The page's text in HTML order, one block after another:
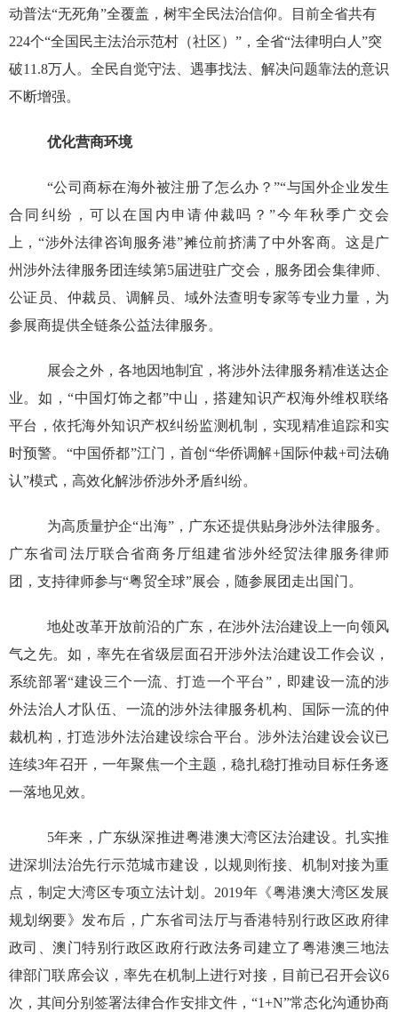
动普法“无死角”全覆盖，树牢全民法治信仰。目前全省共有
224个“全国民主法治示范村（社区）”，全省“法律明白人”突
破11.8万人。全民自觉守法、遇事找法、解决问题靠法的意识
不断增强。
优化营商环境
“公司商标在海外被注册了怎么办？”“与国外企业发生
合同纠纷，可以在国内申请仲裁吗？”今年秋季广交会
上，“涉外法律咨询服务港”摊位前挤满了中外客商。这是广
州涉外法律服务团连续第5届进驻广交会，服务团会集律师、
公证员、仲裁员、调解员、域外法查明专家等专业力量，为
参展商提供全链条公益法律服务。
展会之外，各地因地制宜，将涉外法律服务精准送达企
业。如，“中国灯饰之都”中山，搭建知识产权海外维权联络
平台，依托海外知识产权纠纷监测机制，实现精准追踪和实
时预警。“中国侨都”江门，首创“华侨调解+国际仲裁+司法确
认”模式，高效化解涉侨涉外矛盾纠纷。
为高质量护企“出海”，广东还提供贴身涉外法律服务。
广东省司法厅联合省商务厅组建省涉外经贸法律服务律师
团，支持律师参与“粤贸全球”展会，随参展团走出国门。
地处改革开放前沿的广东，在涉外法治建设上一向领风
气之先。如，率先在省级层面召开涉外法治建设工作会议，
系统部署“建设三个一流、打造一个平台”，即建设一流的涉
外法治人才队伍、一流的涉外法律服务机构、国际一流的仲
裁机构，打造涉外法治建设综合平台。涉外法治建设会议已
连续3年召开，一年聚焦一个主题，稳扎稳打推动目标任务逐
一落地见效。
5年来，广东纵深推进粤港澳大湾区法治建设。扎实推
进深圳法治先行示范城市建设，以规则衔接、机制对接为重
点，制定大湾区专项立法计划。2019年《粤港澳大湾区发展
规划纲要》发布后，广东省司法厅与香港特别行政区政府律
政司、澳门特别行政区政府行政法务司建立了粤港澳三地法
律部门联席会议，率先在机制上进行对接，目前已召开会议6
次，其间分别签署法律合作安排文件，“1+N”常态化沟通协商